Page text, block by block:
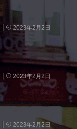
2023年2月2日
2023年2月2日
2023年2月2日